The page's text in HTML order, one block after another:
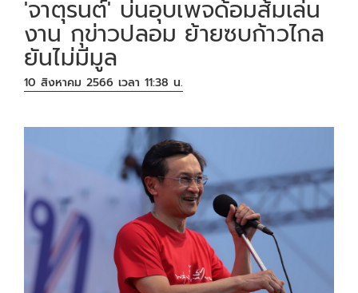
'จาตุรนต์' บ่นอุบเพจด้อมส้มเล่น
งาน กุข่าวปลอม ย้ายซบก้าวไกล
ยันไม่มีมูล
10 สิงหาคม 2566 เวลา 11:38 น.